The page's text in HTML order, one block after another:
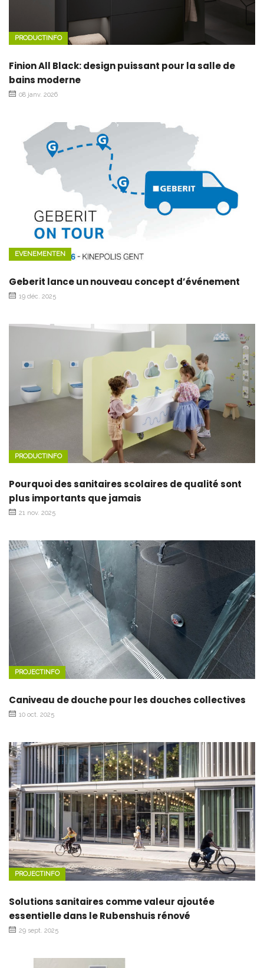
PRODUCTINFO
Finion All Black: design puissant pour la salle de
bains moderne
08 janv. 2026
EVENEMENTEN
Geberit lance un nouveau concept d’événement
19 déc. 2025
PRODUCTINFO
Pourquoi des sanitaires scolaires de qualité sont
plus importants que jamais
21 nov. 2025
PROJECTINFO
Caniveau de douche pour les douches collectives
10 oct. 2025
PROJECTINFO
Solutions sanitaires comme valeur ajoutée
essentielle dans le Rubenshuis rénové
29 sept. 2025